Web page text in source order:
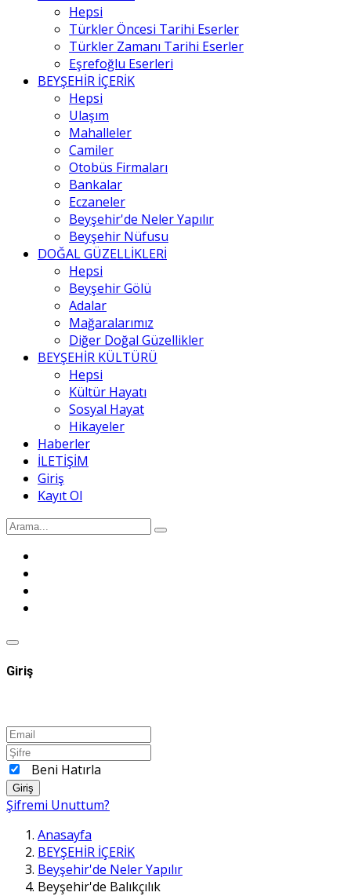
Hepsi
Türkler Öncesi Tarihi Eserler
Türkler Zamanı Tarihi Eserler
Eşrefoğlu Eserleri
BEYŞEHİR İÇERİK
Hepsi
Ulaşım
Mahalleler
Camiler
Otobüs Firmaları
Bankalar
Eczaneler
Beyşehir'de Neler Yapılır
Beyşehir Nüfusu
DOĞAL GÜZELLİKLERİ
Hepsi
Beyşehir Gölü
Adalar
Mağaralarımız
Diğer Doğal Güzellikler
BEYŞEHİR KÜLTÜRÜ
Hepsi
Kültür Hayatı
Sosyal Hayat
Hikayeler
Haberler
İLETİŞİM
Giriş
Kayıt Ol
Giriş
Beni Hatırla
Giriş
Şifremi Unuttum?
Anasayfa
BEYŞEHİR İÇERİK
Beyşehir'de Neler Yapılır
Beyşehir'de Balıkçılık